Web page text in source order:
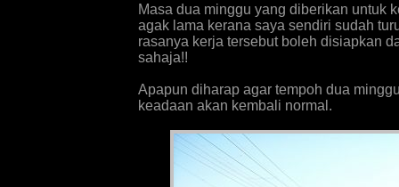
Masa dua minggu yang diberikan untuk
agak lama kerana saya sendiri sudah
rasanya kerja tersebut boleh disiapkan
sahaja!!
Apapun diharap agar tempoh dua
keadaan akan kembali normal.